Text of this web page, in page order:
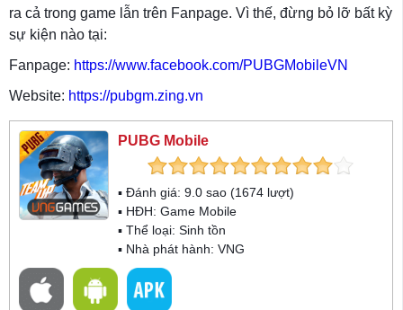
ra cả trong game lẫn trên Fanpage. Vì thế, đừng bỏ lỡ bất kỳ
sự kiện nào tại:
Fanpage: https://www.facebook.com/PUBGMobileVN
Website: https://pubgm.zing.vn
PUBG Mobile
▪ Đánh giá: 9.0 sao (1674 lượt)
▪ HĐH: Game Mobile
▪ Thể loại: Sinh tồn
▪ Nhà phát hành: VNG